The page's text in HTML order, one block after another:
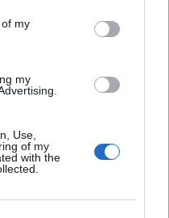
my
my
Use,
of my
with the
ao